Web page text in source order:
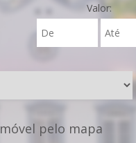
Valor:
pelo mapa